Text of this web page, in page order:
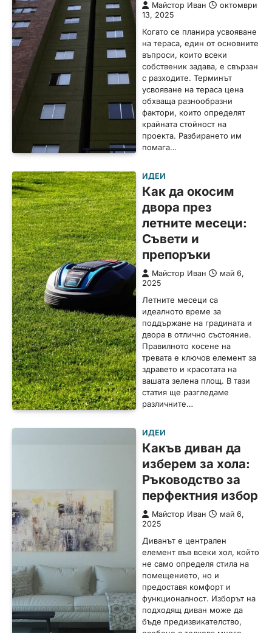
Майстор Иван
октомври
13, 2025
Когато се планира усвояване
на тераса, един от основните
въпроси, които всеки
собственик задава, е свързан
с разходите. Терминът
усвояване на тераса цена
обхваща разнообразни
фактори, които определят
крайната стойност на
проекта. Разбирането им
помага…
ИДЕИ
Как да окосим
двора през
летните месеци:
Съвети и
препоръки
Майстор Иван
май 6,
2025
Летните месеци са
идеалното време за
поддържане на градината и
двора в отлично състояние.
Правилното косене на
тревата е ключов елемент за
здравето и красотата на
вашата зелена площ. В тази
статия ще разгледаме
различните…
ИДЕИ
Какъв диван да
изберем за хола:
Ръководство за
перфектния избор
Майстор Иван
май 6,
2025
Диванът е централен
елемент във всеки хол, който
не само определя стила на
помещението, но и
предоставя комфорт и
функционалност. Изборът на
подходящ диван може да
бъде предизвикателство,